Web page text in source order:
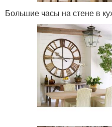
Большие часы на стене в